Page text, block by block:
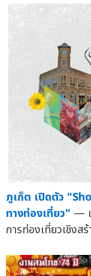
ภูเก็ต เปิดตัว
ทางท่องเที่ยว" —
การท่องเที่ยวเชิงส